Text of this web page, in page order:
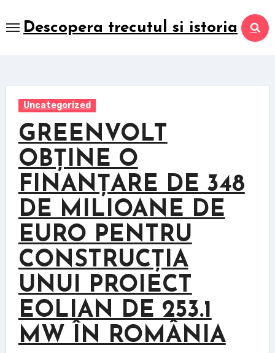
to
Descopera trecutul si istoria
Uncategorized
GREENVOLT
OBȚINE O
FINANȚARE DE 348
DE MILIOANE DE
EURO PENTRU
CONSTRUCȚIA
UNUI PROIECT
EOLIAN DE 253.1
MW ÎN ROMÂNIA